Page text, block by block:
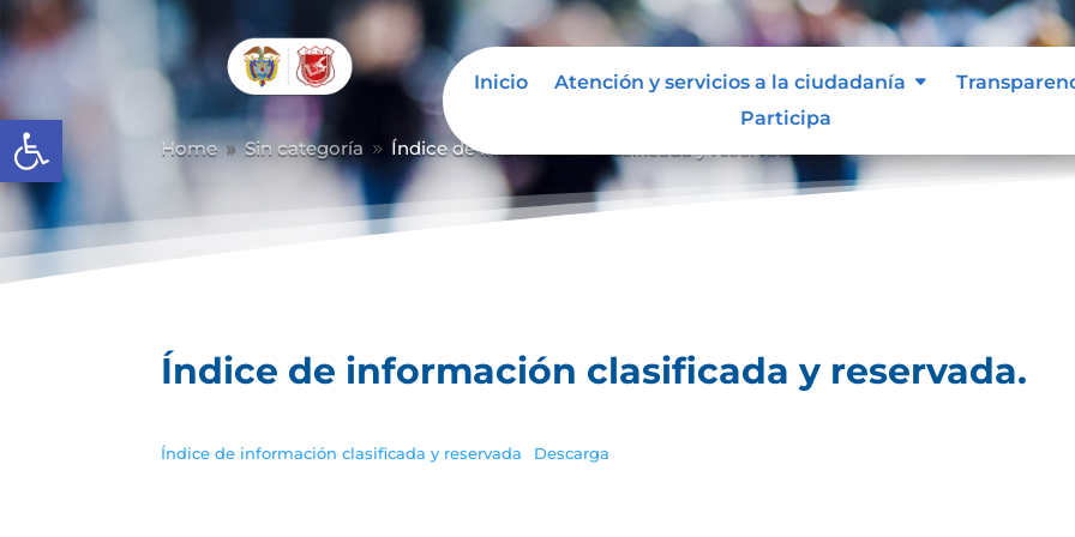
Abrir barra de herramientas
Inicio Atención y servicios a la ciudadanía
Participa
Home 9 Sin categoría 9 Índice de información clasificada y reservada.
Índice de información clasificada y reservada.
Índice de información clasificada y reservada Descarga